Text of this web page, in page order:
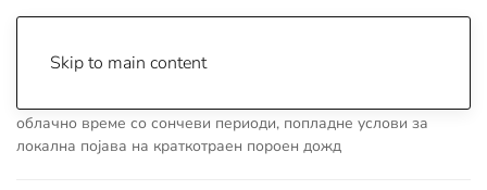
Skip to main content
облачно време со сончеви периоди, попладне услови за
локална појава на краткотраен пороен дожд